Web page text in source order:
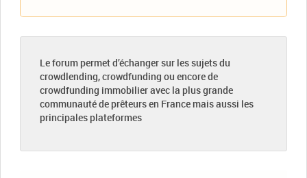
Le forum permet d’échanger sur les sujets du
crowdlending, crowdfunding ou encore de
crowdfunding immobilier avec la plus grande
communauté de prêteurs en France mais aussi les
principales plateformes